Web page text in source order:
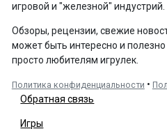
игровой и "железной" индустрий.
Обзоры, рецензии, свежие
может быть интересно и полезно
просто любителям игрулек.
Политика конфиденциальности •
Обратная связь
Игры